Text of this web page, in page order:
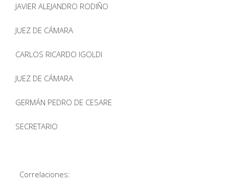
JAVIER ALEJANDRO RODIÑO
JUEZ DE CÁMARA
CARLOS RICARDO IGOLDI
JUEZ DE CÁMARA
GERMÁN PEDRO DE CESARE
SECRETARIO
Correlaciones: